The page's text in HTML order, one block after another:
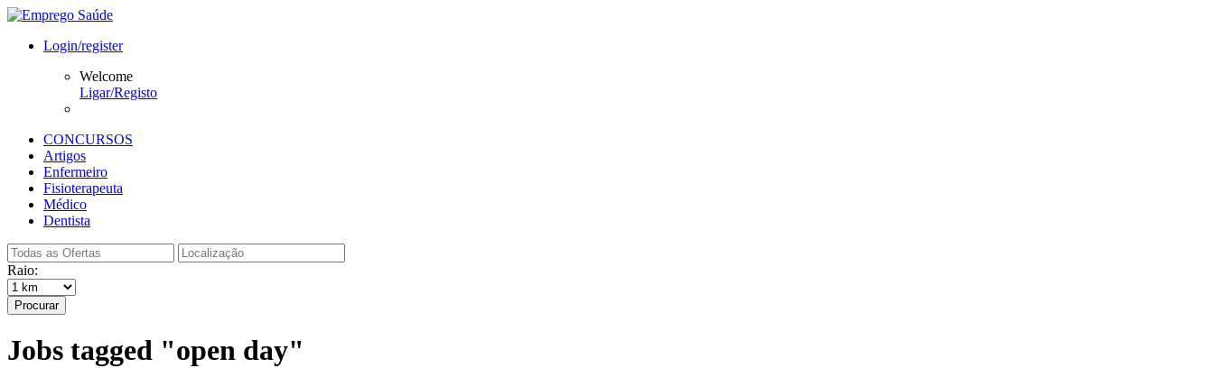
Login/register
Welcome
Ligar/Registo
CONCURSOS
Artigos
Enfermeiro
Fisioterapeuta
Médico
Dentista
Raio:
Procurar
Jobs tagged "open day"